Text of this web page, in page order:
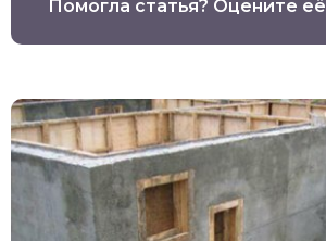
Помогла статья? Оцените её